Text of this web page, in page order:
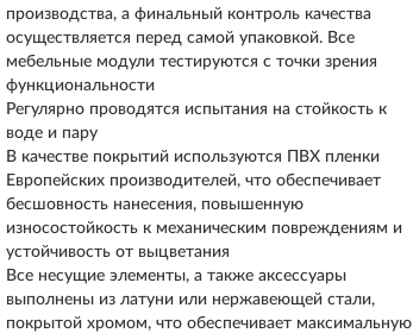
производства, а финальный контроль качества
осуществляется перед самой упаковкой. Все
мебельные модули тестируются с точки зрения
функциональности
Регулярно проводятся испытания на стойкость к
воде и пару
В качестве покрытий используются ПВХ пленки
Европейских производителей, что обеспечивает
бесшовность нанесения, повышенную
износостойкость к механическим повреждениям и
устойчивость от выцветания
Все несущие элементы, а также аксессуары
выполнены из латуни или нержавеющей стали,
покрытой хромом, что обеспечивает максимальную